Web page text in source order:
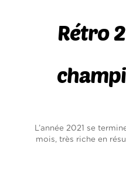
Rétro
L’année 2021 se
mois, très riche en